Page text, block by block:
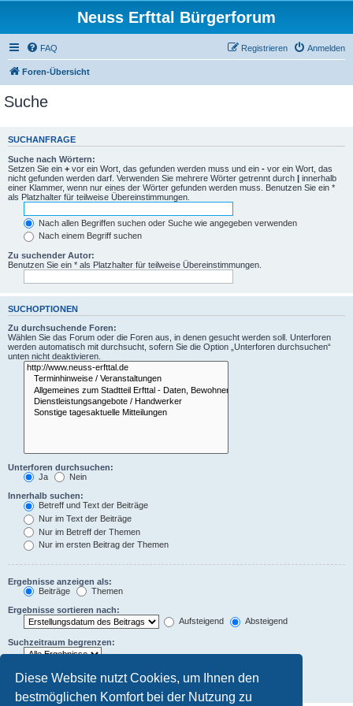
Diese Website nutzt Cookies, um Ihnen den
bestmöglichen Komfort bei der Nutzung zu
Neuss Erfttal Bürgerforum
FAQ Anmelden
Registrieren
Foren-Übersicht
Suche
SUCHANFRAGE
Suche nach Wörtern:
Setzen Sie ein + vor ein Wort, das gefunden werden muss und ein - vor ein Wort, das
nicht gefunden werden darf. Verwenden Sie mehrere Wörter getrennt durch | innerhalb
einer Klammer, wenn nur eines der Wörter gefunden werden muss. Benutzen Sie ein *
als Platzhalter für teilweise Übereinstimmungen.
Nach allen Begriffen suchen oder Suche wie angegeben verwenden
Nach einem Begriff suchen
Zu suchender Autor:
Benutzen Sie ein * als Platzhalter für teilweise Übereinstimmungen.
SUCHOPTIONEN
Zu durchsuchende Foren:
Wählen Sie das Forum oder die Foren aus, in denen gesucht werden soll. Unterforen
werden automatisch mit durchsucht, sofern Sie die Option „Unterforen durchsuchen“
unten nicht deaktivieren.
Unterforen durchsuchen:
Ja
Nein
Innerhalb suchen:
Betreff und Text der Beiträge
Nur im Text der Beiträge
Nur im Betreff der Themen
Nur im ersten Beitrag der Themen
Ergebnisse anzeigen als:
Beiträge
Themen
Ergebnisse sortieren nach:
Aufsteigend
Absteigend
Suchzeitraum begrenzen:
Die ersten:
Zeichen der Beiträge anzeigen